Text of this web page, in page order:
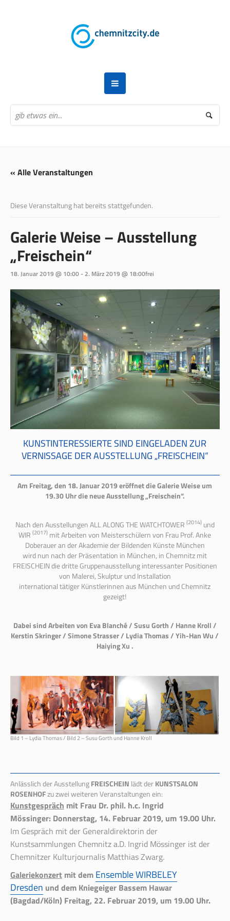
« Alle Veranstaltungen
Diese Veranstaltung hat bereits stattgefunden.
Galerie Weise – Ausstellung
„Freischein“
18. Januar 2019 @ 10:00-2. März 2019 @ 18:00frei
KUNSTINTERESSIERTE SIND EINGELADEN ZUR
VERNISSAGE DER AUSSTELLUNG „FREISCHEIN“
Am Freitag, den 18. Januar 2019 eröffnet die Galerie Weise um
19.30 Uhr die neue Ausstellung „Freischein“.
Nach den Ausstellungen ALL ALONG THE WATCHTOWER (2014)und
WIR(2017) mit Arbeiten von Meisterschülern von Frau Prof. Anke
Doberauer an der Akademie der Bildenden Künste München
wird nun nach der Präsentation in München, in Chemnitz mit
FREISCHEIN die dritte Gruppenausstellung interessanter Positionen
von Malerei, Skulptur und Installation
international tätiger Künstlerinnen aus München und Chemnitz
gezeigt!
Dabei sind Arbeiten von Eva Blanché / Susu Gorth / Hanne Kroll /
Kerstin Skringer / Simone Strasser / Lydia Thomas / Yih-Han Wu /
Haiying Xu .
Bild 1 – Lydia Thomas / Bild 2 – Susu Gorth und Hanne Kroll
Anlässlich der AusstellungFREISCHEIN lädt derKUNSTSALON
ROSENHOFzu zwei weiteren Veranstaltungen ein:
Kunstgespräch mit Frau Dr. phil. h.c. Ingrid
Mössinger: Donnerstag, 14. Februar 2019, um 19.00 Uhr.
Im Gespräch mit der Generaldirektorin der
Kunstsammlungen Chemnitz a.D. Ingrid Mössinger ist der
Chemnitzer Kulturjournalis Matthias Zwarg.
Galeriekonzertmit dem Ensemble WIRBELEY
Dresden und dem Kniegeiger Bassem Hawar
(Bagdad/Köln) Freitag, 22. Februar 2019, um 19.00 Uhr.